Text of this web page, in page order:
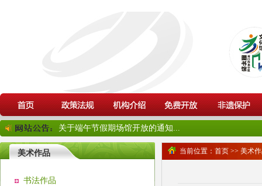
关于端午节假期场馆开放的通知...
美术作品
书法作品
当前位置： 首页 >> 美术